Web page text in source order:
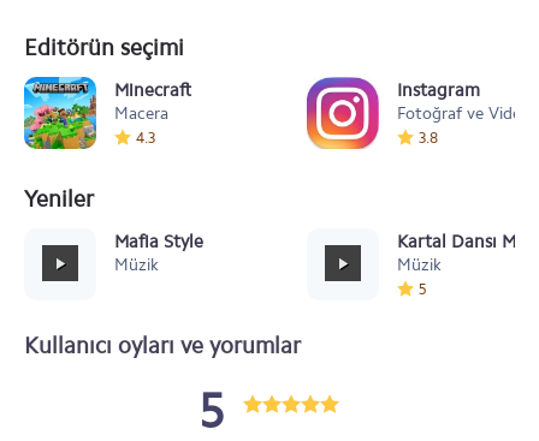
Editörün seçimi
Minecraft
Macera
4.3
Instagram
Fotoğraf ve Video
3.8
Yeniler
Mafia Style
Müzik
Kartal Dansı
Müzik
5
Kullanıcı oyları ve yorumlar
5